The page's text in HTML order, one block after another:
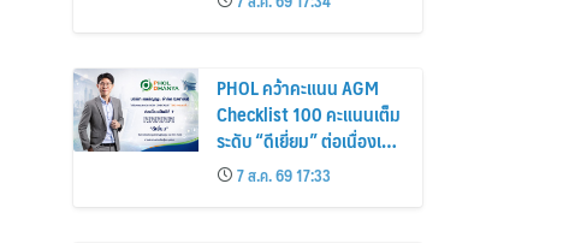
26%
PHOL คว้าคะแนน AGM
Checklist 100 คะแนนเต็ม
ระดับ “ดีเยี่ยม” ต่อเนื่องเป็น
ปีที่ 7 ตอกย้ำการดำเนิน
ธุรกิจตามหลักธรรมาภิบาล
โปร่งใส สร้างความเชื่อมั่นผู้
7 ส.ค. 69 17:33